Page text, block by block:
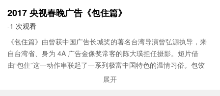
2017 央视春晚广告《包住篇》
-1 次观看
《包住篇》由曾获中国广告长城奖的著名台湾导演曾弘源执导，来
自台湾省、身为 4A 广告金像奖常客的陈大璞担任摄影。短片借
由“包住”这一动作串联起了一系列极富中国特色的温情习俗。包饺
子、包装麻团、用新衣“包住”家人等等，一个再简单不过的动作，凝
展开